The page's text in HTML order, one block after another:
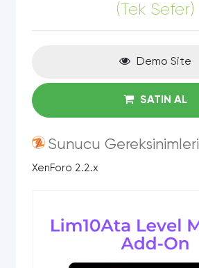
(Tek Sefer)
Demo Site
SATIN AL
Sunucu Gereksinimleri
XenForo 2.2.x